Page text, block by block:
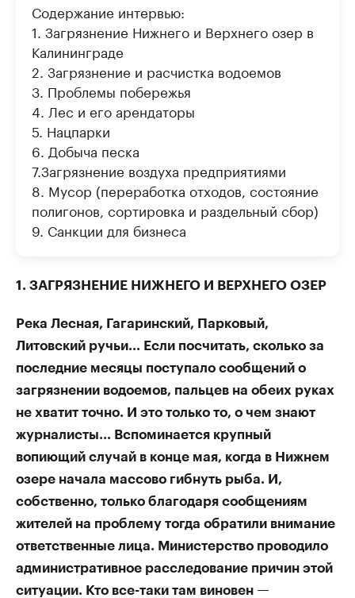
Содержание интервью:
1. Загрязнение Нижнего и Верхнего озер в
Калининграде
2. Загрязнение и расчистка водоемов
3. Проблемы побережья
4. Лес и его арендаторы
5. Нацпарки
6. Добыча песка
7.Загрязнение воздуха предприятиями
8. Мусор (переработка отходов, состояние
полигонов, сортировка и раздельный сбор)
9. Санкции для бизнеса
1. ЗАГРЯЗНЕНИЕ НИЖНЕГО И ВЕРХНЕГО ОЗЕР
Река Лесная, Гагаринский, Парковый,
Литовский ручьи... Если посчитать, сколько за
последние месяцы поступало сообщений о
загрязнении водоемов, пальцев на обеих руках
не хватит точно. И это только то, о чем знают
журналисты... Вспоминается крупный
вопиющий случай в конце мая, когда в Нижнем
озере начала массово гибнуть рыба. И,
собственно, только благодаря сообщениям
жителей на проблему тогда обратили внимание
ответственные лица. Министерство проводило
административное расследование причин этой
ситуации. Кто все-таки там виновен —